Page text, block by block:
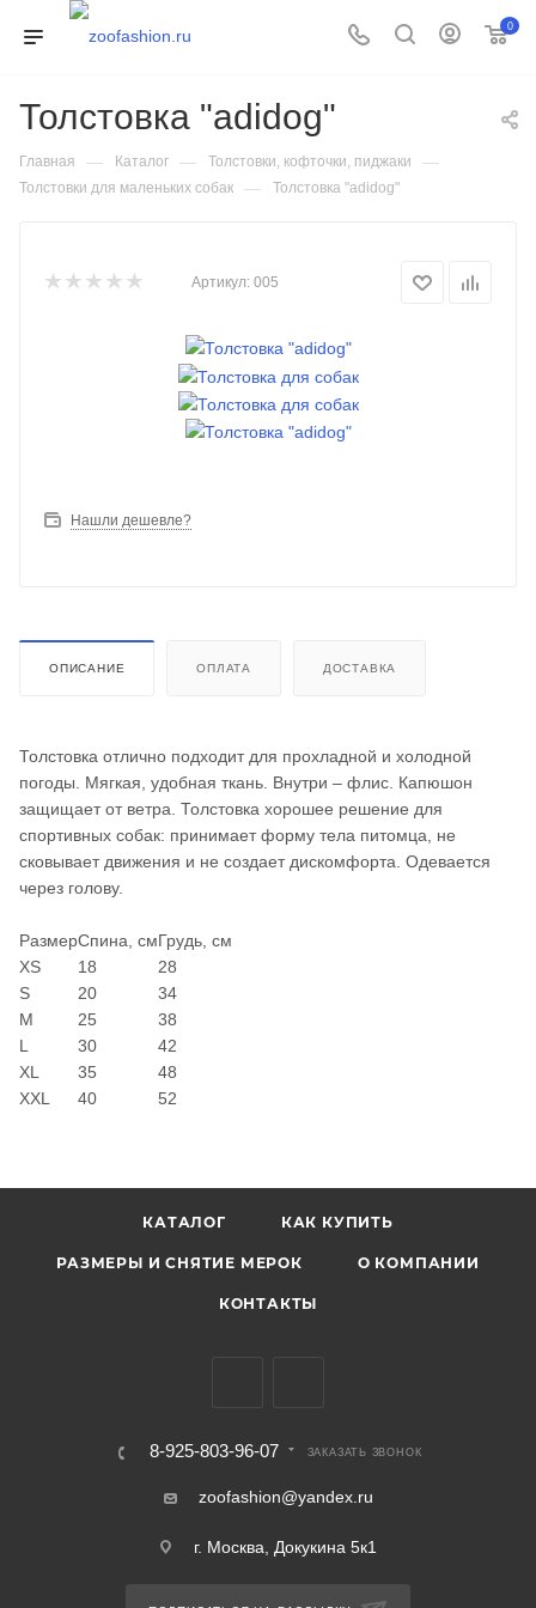
0
Толстовка "adidog"
Главная — Каталог — Толстовки, кофточки, пиджаки —
Толстовки для маленьких собак — Толстовка "adidog"
Артикул: 005
Нашли дешевле?
ОПИСАНИЕ ОПЛАТА ДОСТАВКА
Толстовка отлично подходит для прохладной и холодной
погоды. Мягкая, удобная ткань. Внутри – флис. Капюшон
защищает от ветра. Толстовка хорошее решение для
спортивных собак: принимает форму тела питомца, не
сковывает движения и не создает дискомфорта. Одевается
через голову.
РазмерСпина, смГрудь, см
XS
18
28
S
20
34
M
25
38
L
30
42
XL
35
48
XXL
40 52
КАТАЛОГ КАК КУПИТЬ
РАЗМЕРЫ И СНЯТИЕ МЕРОК О КОМПАНИИ
КОНТАКТЫ
8-925-803-96-07 ЗАКАЗАТЬ ЗВОНОК
zoofashion@yandex.ru
г. Москва, Докукина 5к1